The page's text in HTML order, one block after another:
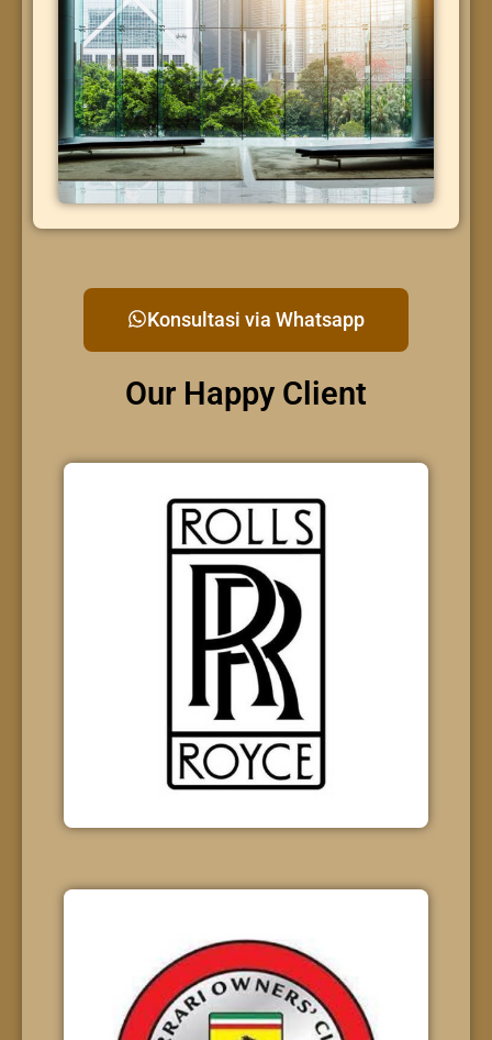
Konsultasi via Whatsapp
Our Happy Client